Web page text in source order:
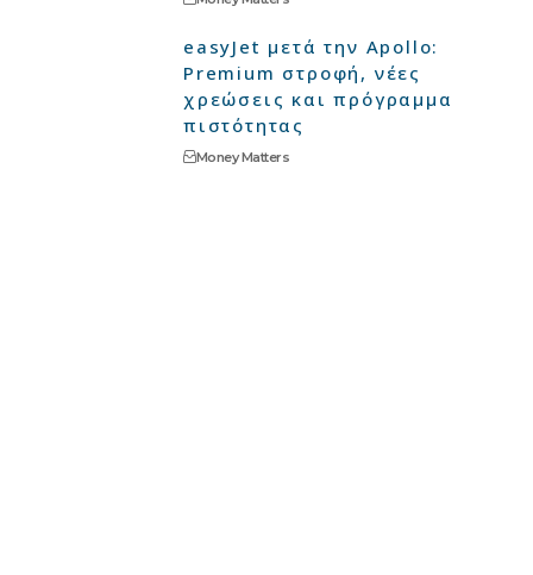
easyJet μετά την Apollo:
Premium στροφή, νέες
χρεώσεις και πρόγραμμα
πιστότητας
Money Matters